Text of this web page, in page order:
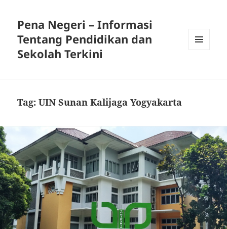
Pena Negeri – Informasi
Tentang Pendidikan dan
Sekolah Terkini
Tag:UIN Sunan Kalijaga Yogyakarta